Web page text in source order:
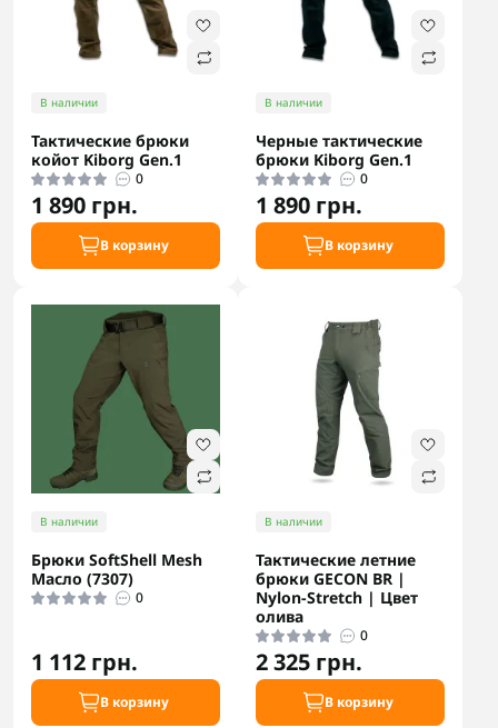
В наличии
Тактические брюки
койот Kiborg Gen.1
0
1 890 грн.
В корзину
В наличии
Черные тактические
брюки Kiborg Gen.1
0
1 890 грн.
В корзину
В наличии
Брюки SoftShell Mesh
Масло (7307)
0
1 112 грн.
В корзину
В наличии
Тактические летние
брюки GECON BR |
Nylon-Stretch | Цвет
олива
0
2 325 грн.
В корзину